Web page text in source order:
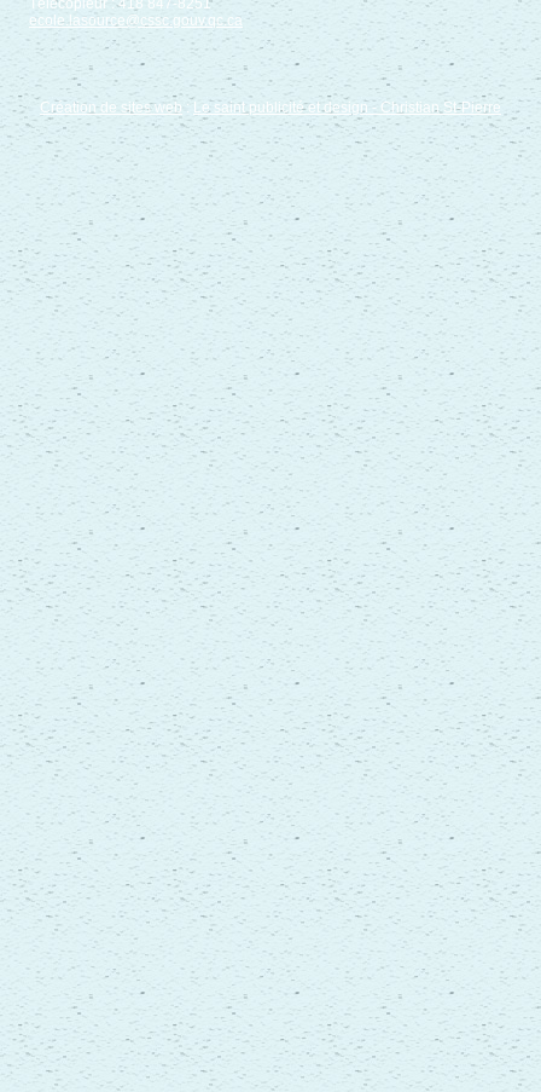
Télécopieur : 418 847-8251
ecole.lasource@cssc.gouv.qc.ca
Création de sites web : Le saint publicité et design - Christian St-Pierre